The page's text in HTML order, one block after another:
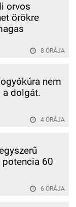
orvos
örökre
8 ÓRÁJA
nem
a dolgát.
4 ÓRÁJA
60
6 ÓRÁJA